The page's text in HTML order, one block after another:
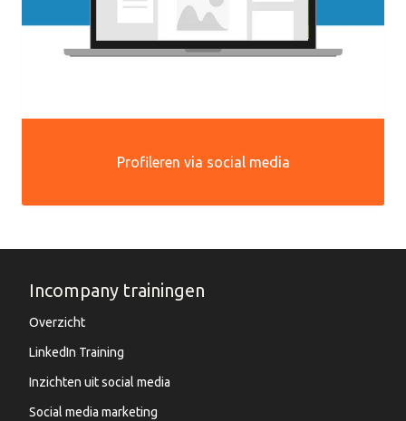
Profileren via social media
Incompany trainingen
Overzicht
LinkedIn Training
Inzichten uit social media
Social media marketing